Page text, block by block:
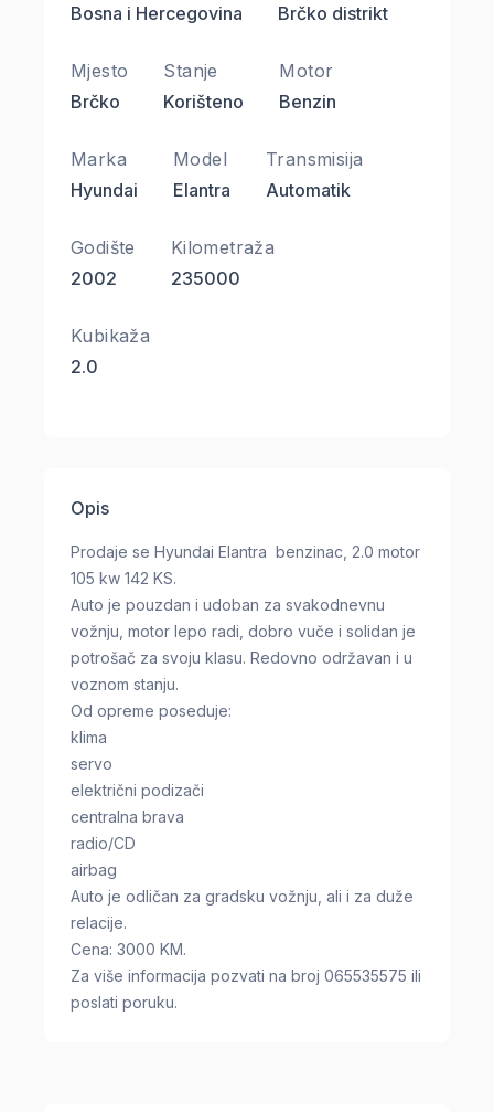
Bosna i Hercegovina
Brčko distrikt
Mjesto
Brčko
Stanje
Korišteno
Motor
Benzin
Marka
Hyundai
Model
Elantra
Transmisija
Automatik
Godište
2002
Kilometraža
235000
Kubikaža
2.0
Opis
Prodaje se Hyundai Elantra benzinac, 2.0 motor
105 kw 142 KS.
Auto je pouzdan i udoban za svakodnevnu
vožnju, motor lepo radi, dobro vuče i solidan je
potrošač za svoju klasu. Redovno održavan i u
voznom stanju.
Od opreme poseduje:
klima
servo
električni podizači
centralna brava
radio/CD
airbag
Auto je odličan za gradsku vožnju, ali i za duže
relacije.
Cena: 3000 KM.
Za više informacija pozvati na broj 065535575 ili
poslati poruku.